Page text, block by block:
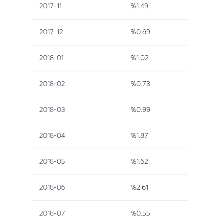
2017-11 %1.49
2017-12 %0.69
2018-01 %1.02
2018-02 %0.73
2018-03 %0.99
2018-04 %1.87
2018-05 %1.62
2018-06 %2.61
2018-07 %0.55